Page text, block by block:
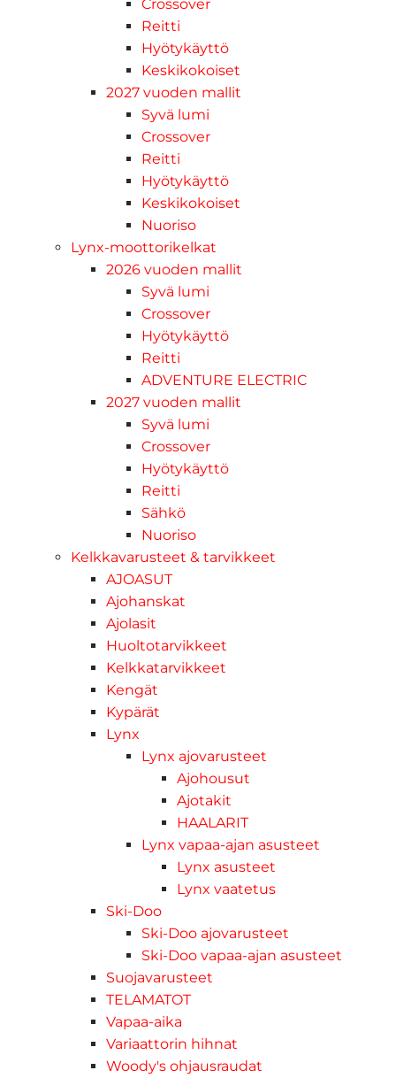
Crossover
Reitti
Hyötykäyttö
Keskikokoiset
2027 vuoden mallit
Syvä lumi
Crossover
Reitti
Hyötykäyttö
Keskikokoiset
Nuoriso
Lynx-moottorikelkat
2026 vuoden mallit
Syvä lumi
Crossover
Hyötykäyttö
Reitti
ADVENTURE ELECTRIC
2027 vuoden mallit
Syvä lumi
Crossover
Hyötykäyttö
Reitti
Sähkö
Nuoriso
Kelkkavarusteet & tarvikkeet
AJOASUT
Ajohanskat
Ajolasit
Huoltotarvikkeet
Kelkkatarvikkeet
Kengät
Kypärät
Lynx
Lynx ajovarusteet
Ajohousut
Ajotakit
HAALARIT
Lynx vapaa-ajan asusteet
Lynx asusteet
Lynx vaatetus
Ski-Doo
Ski-Doo ajovarusteet
Ski-Doo vapaa-ajan asusteet
Suojavarusteet
TELAMATOT
Vapaa-aika
Variaattorin hihnat
Woody's ohjausraudat